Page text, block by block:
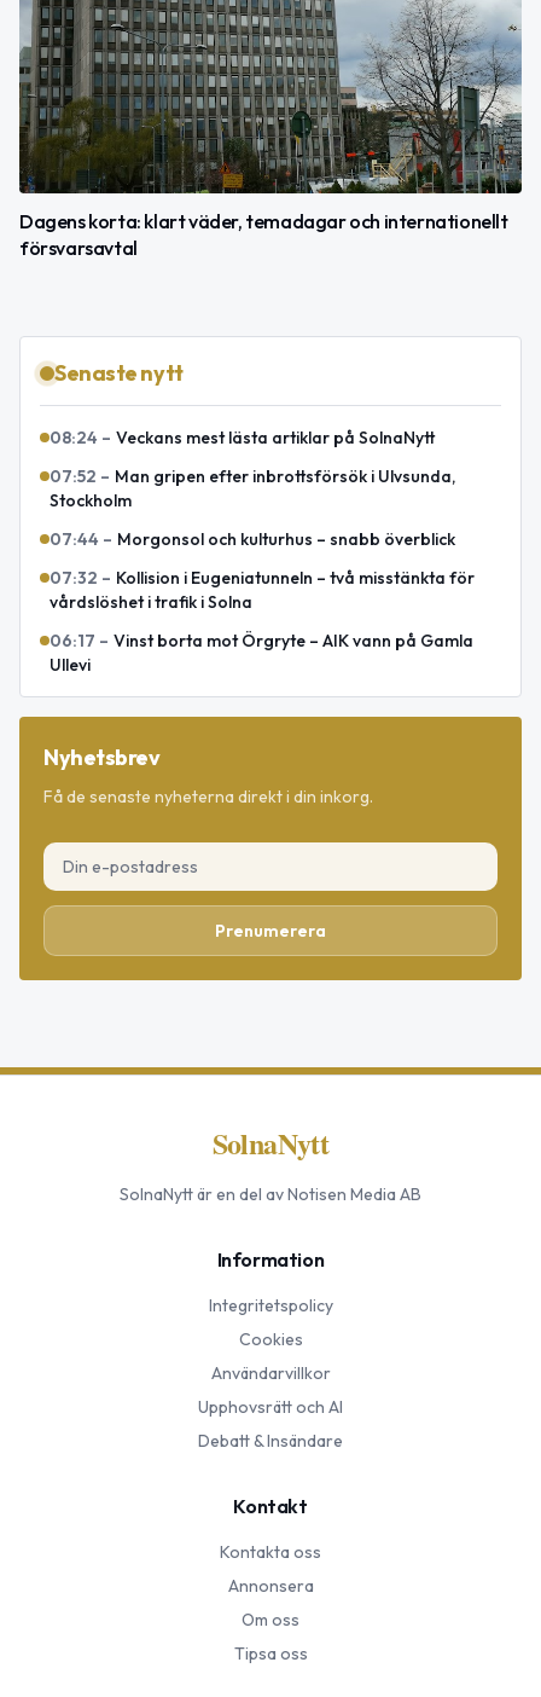
Dagens korta: klart väder, temadagar och internationellt
försvarsavtal
Senaste nytt
08:24 – Veckans mest lästa artiklar på SolnaNytt
07:52 – Man gripen efter inbrottsförsök i Ulvsunda,
Stockholm
07:44 – Morgonsol och kulturhus – snabb överblick
07:32 – Kollision i Eugeniatunneln – två misstänkta för
vårdslöshet i trafik i Solna
06:17 – Vinst borta mot Örgryte – AIK vann på Gamla
Ullevi
Nyhetsbrev
Få de senaste nyheterna direkt i din inkorg.
Prenumerera
SolnaNytt
SolnaNyttär en del av Notisen Media AB
Information
Integritetspolicy
Cookies
Användarvillkor
Upphovsrätt och AI
Debatt & Insändare
Kontakt
Kontakta oss
Annonsera
Om oss
Tipsa oss